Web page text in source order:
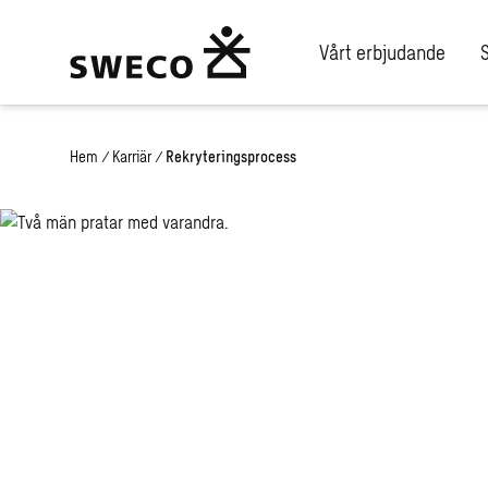
Vårt erbjudande
Hem / Karriär / Rekryteringsprocess